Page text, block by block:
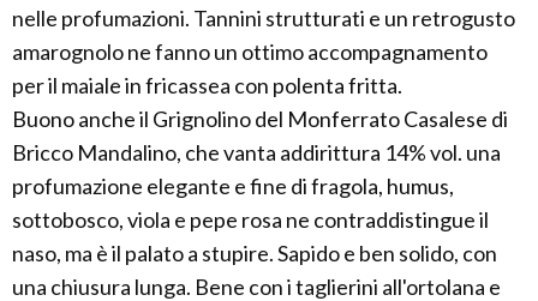
nelle profumazioni. Tannini strutturati e un retrogusto
amarognolo ne fanno un ottimo accompagnamento
per il maiale in fricassea con polenta fritta.
Buono anche il Grignolino del Monferrato Casalese di
Bricco Mandalino, che vanta addirittura 14% vol. una
profumazione elegante e fine di fragola, humus,
sottobosco, viola e pepe rosa ne contraddistingue il
naso, ma è il palato a stupire. Sapido e ben solido, con
una chiusura lunga. Bene con i taglierini all'ortolana e